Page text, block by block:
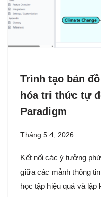
Trình tạo bản
hóa tri thức tự
Paradigm
Tháng 5 4, 2026
Kết nối các ý tưởng
giữa các mảnh thông
học tập hiệu quả và